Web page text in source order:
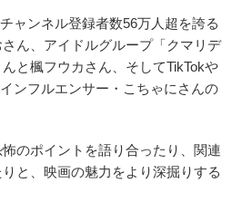
ャンネル登録者数56万人超を誇る
ん、アイドルグループ「クマリデ
と楓フウカさん、そしてTikTokや
ンフルエンサー・こちゃにさんの
のポイントを語り合ったり、関連
と、映画の魅力をより深掘りする